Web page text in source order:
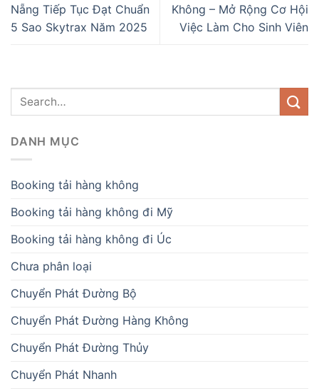
Nẵng Tiếp Tục Đạt Chuẩn
5 Sao Skytrax Năm 2025
Không – Mở Rộng Cơ Hội
Việc Làm Cho Sinh Viên
DANH MỤC
Booking tải hàng không
Booking tải hàng không đi Mỹ
Booking tải hàng không đi Úc
Chưa phân loại
Chuyển Phát Đường Bộ
Chuyển Phát Đường Hàng Không
Chuyển Phát Đường Thủy
Chuyển Phát Nhanh